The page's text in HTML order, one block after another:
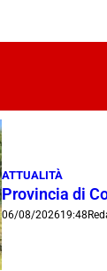
ATTUALITÀ
Provincia di
06/08/202619:48